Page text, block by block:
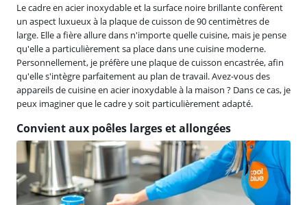
Le cadre en acier inoxydable et la surface noire brillante confèrent
un aspect luxueux à la plaque de cuisson de 90 centimètres de
large. Elle a fière allure dans n'importe quelle cuisine, mais je pense
qu'elle a particulièrement sa place dans une cuisine moderne.
Personnellement, je préfère une plaque de cuisson encastrée, afin
qu'elle s'intègre parfaitement au plan de travail. Avez-vous des
appareils de cuisine en acier inoxydable à la maison ? Dans ce cas, je
peux imaginer que le cadre y soit particulièrement adapté.
Convient aux poêles larges et allongées